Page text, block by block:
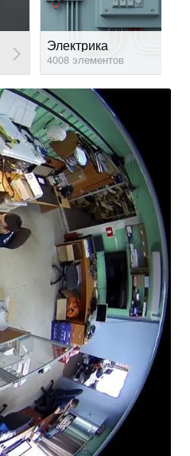
Электрика
4008 элементов